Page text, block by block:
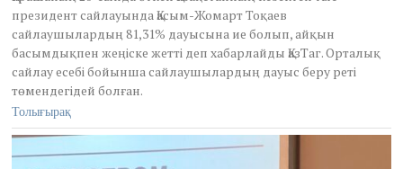
президент сайлауында Қасым-Жомарт Тоқаев
сайлаушылардың 81,31% дауысына ие болып, айқын
басымдықпен жеңіске жетті деп хабарлайды ҚазТаг. Орталық
сайлау есебі бойынша сайлаушылардың дауыс беру реті
төмендегідей болған.
Толығырақ